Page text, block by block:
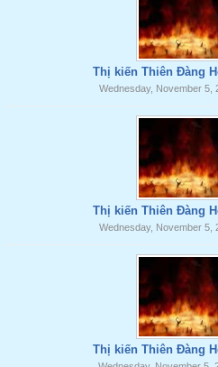
Thị kiến Thiên Đàng
Wednesday, November 5,
Thị kiến Thiên Đàng
Wednesday, November 5,
Thị kiến Thiên Đàng